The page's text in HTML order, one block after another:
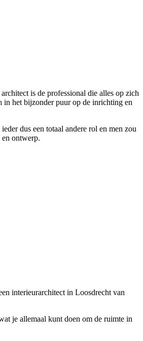
is de professional die alles op zich
in het bijzonder puur op de inrichting en
dus een totaal andere rol en men zou
en ontwerp.
interieurarchitect in Loosdrecht van
je allemaal kunt doen om de ruimte in